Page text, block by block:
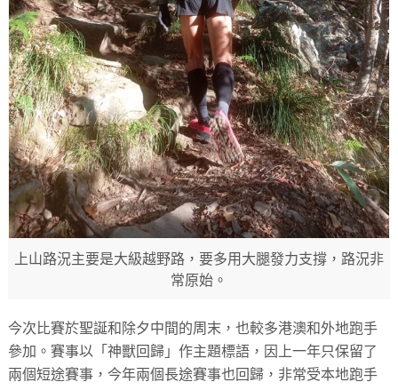
上山路況主要是大級越野路，要多用大腿發力支撐，路況非
常原始。
今次比賽於聖誕和除夕中間的周末，也較多港澳和外地跑手
參加。賽事以「神獸回歸」作主題標語，因上一年只保留了
兩個短途賽事，今年兩個長途賽事也回歸，非常受本地跑手